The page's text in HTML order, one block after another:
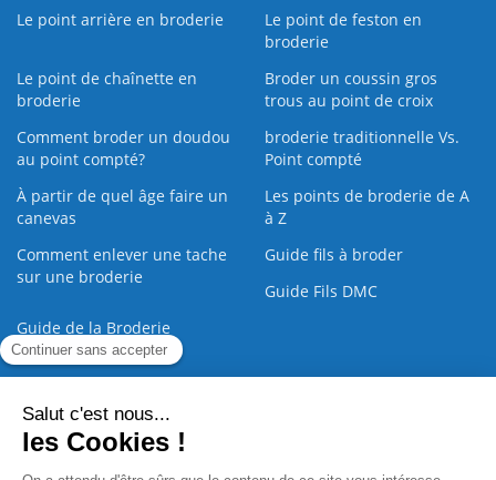
Le point arrière en broderie
Le point de feston en
broderie
Le point de chaînette en
broderie
Broder un coussin gros
trous au point de croix
Comment broder un doudou
au point compté?
broderie traditionnelle Vs.
Point compté
À partir de quel âge faire un
canevas
Les points de broderie de A
à Z
Comment enlever une tache
sur une broderie
Guide fils à broder
Guide Fils DMC
Guide de la Broderie
Commande Papier |